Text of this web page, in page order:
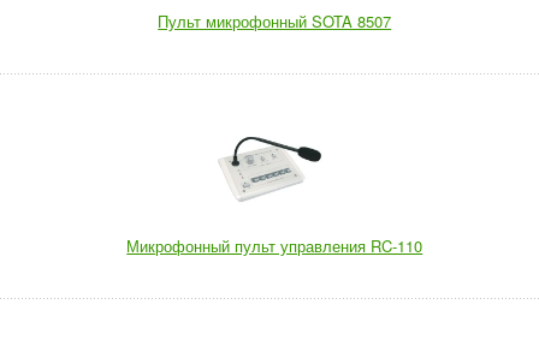
Пульт микрофонный SOTA 8507
Микрофонный пульт управления RC-110